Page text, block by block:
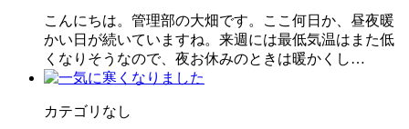
こんにちは。管理部の大畑です。ここ何日か、昼夜暖
かい日が続いていますね。来週には最低気温はまた低
くなりそうなので、夜お休みのときは暖かくし…
カテゴリなし